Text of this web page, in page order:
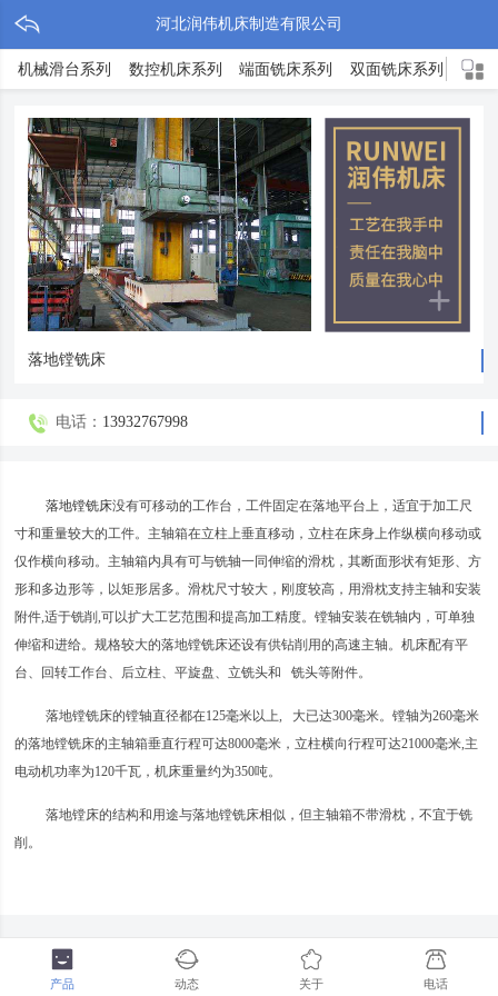
河北润伟机床制造有限公司
机械滑台系列 数控机床系列 端面铣床系列 双面铣床系列 TX
落地镗铣床
电话： 13932767998
落地镗铣床没有可移动的工作台，工件固定在落地平台上，适宜于加工尺
寸和重量较大的工件。主轴箱在立柱上垂直移动，立柱在床身上作纵横向移动或
仅作横向移动。主轴箱内具有可与铣轴一同伸缩的滑枕，其断面形状有矩形、方
形和多边形等，以矩形居多。滑枕尺寸较大，刚度较高，用滑枕支持主轴和安装
附件,适于铣削,可以扩大工艺范围和提高加工精度。镗轴安装在铣轴内，可单独
伸缩和进给。规格较大的落地镗铣床还设有供钻削用的高速主轴。机床配有平
台、回转工作台、后立柱、平旋盘、立铣头和 铣头等附件。
落地镗铣床的镗轴直径都在125毫米以上, 大已达300毫米。镗轴为260毫米
的落地镗铣床的主轴箱垂直行程可达8000毫米，立柱横向行程可达21000毫米,主
电动机功率为120千瓦，机床重量约为350吨。
落地镗床的结构和用途与落地镗铣床相似，但主轴箱不带滑枕，不宜于铣
削。
产品 动态 关于 电话